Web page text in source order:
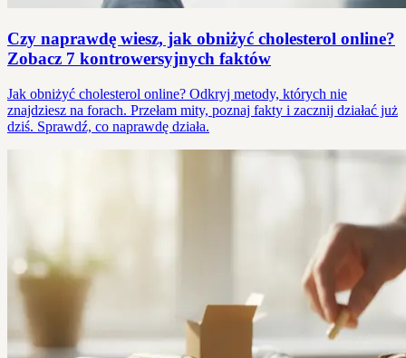
Czy naprawdę wiesz, jak obniżyć cholesterol online?
Zobacz 7 kontrowersyjnych faktów
Jak obniżyć cholesterol online? Odkryj metody, których nie
znajdziesz na forach. Przełam mity, poznaj fakty i zacznij działać już
dziś. Sprawdź, co naprawdę działa.